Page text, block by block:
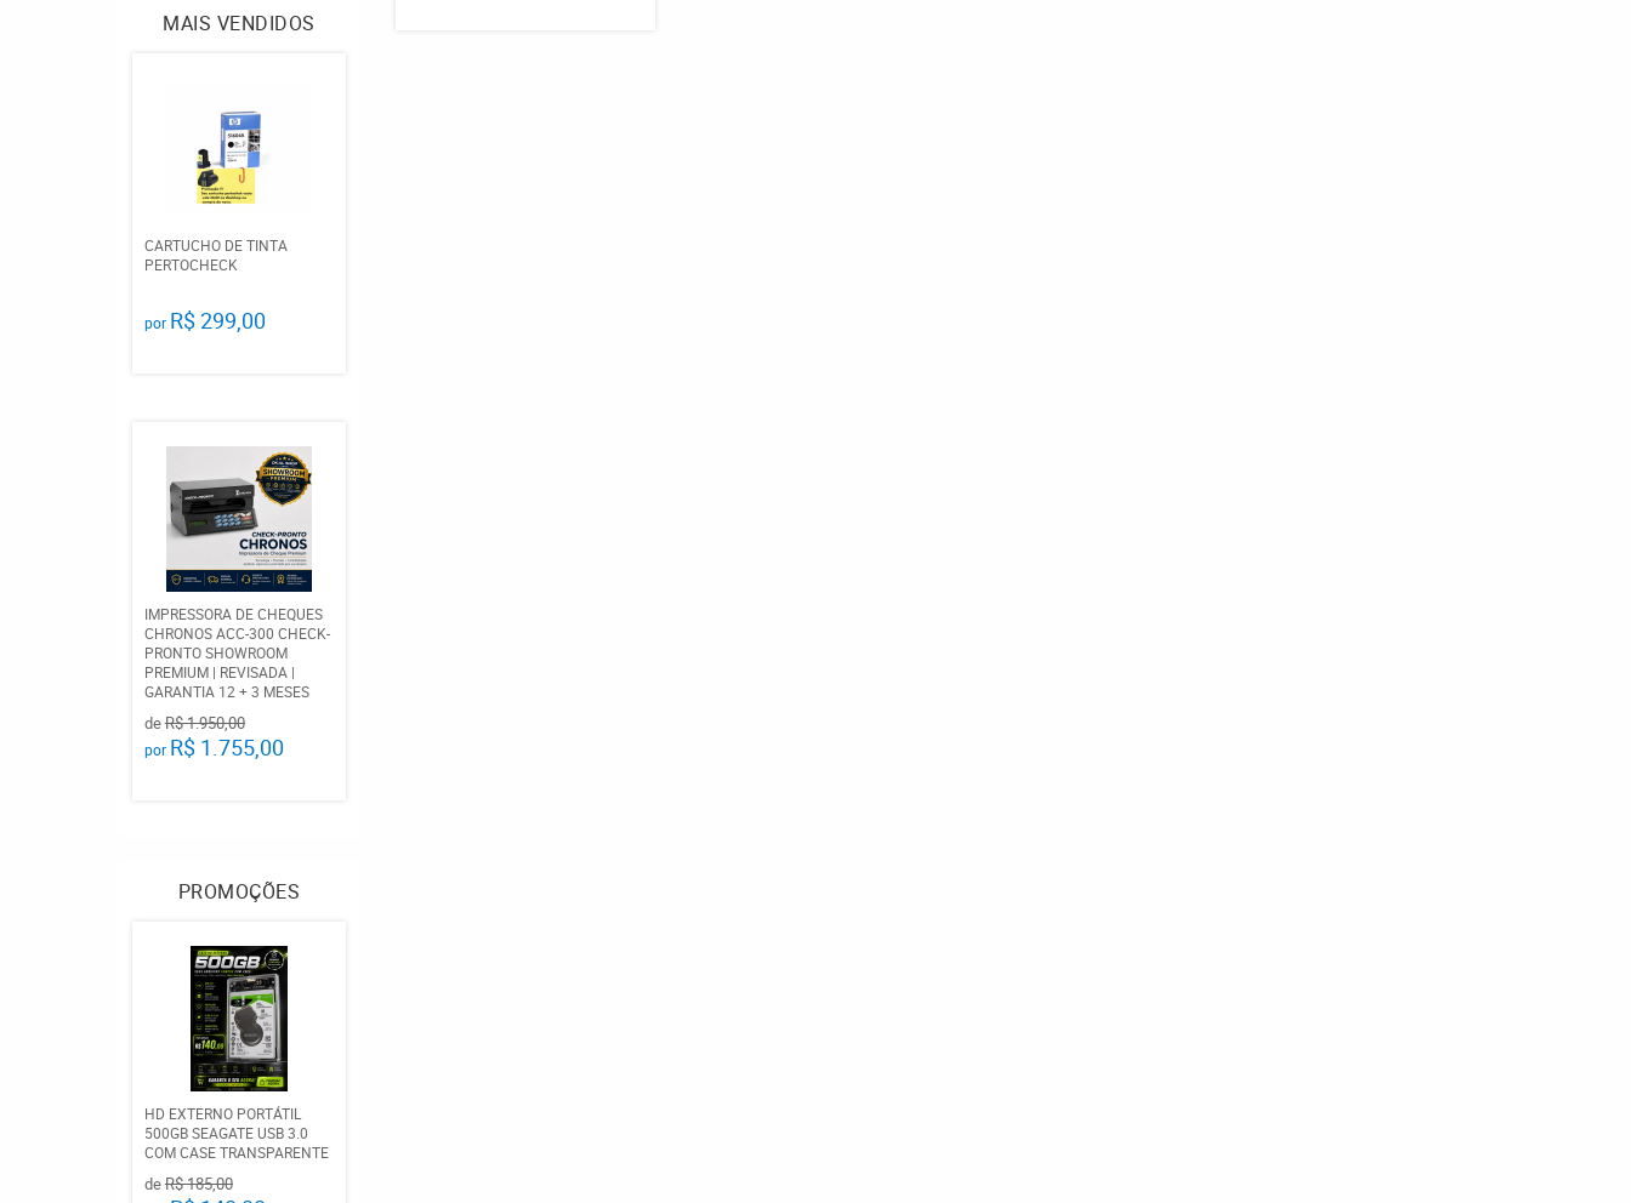
MAIS VENDIDOS
CARTUCHO DE TINTA
PERTOCHECK
por R$ 299,00
IMPRESSORA DE CHEQUES
CHRONOS ACC-300 CHECK-
PRONTO SHOWROOM
PREMIUM | REVISADA |
GARANTIA 12 + 3 MESES
deR$ 1.950,00
por R$ 1.755,00
PROMOÇÕES
HD EXTERNO PORTÁTIL
500GB SEAGATE USB 3.0
COM CASE TRANSPARENTE
deR$ 185,00